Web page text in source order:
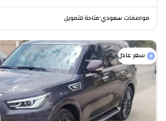
مواصفات سعودي•متاحة للتمويل
سعر عادل